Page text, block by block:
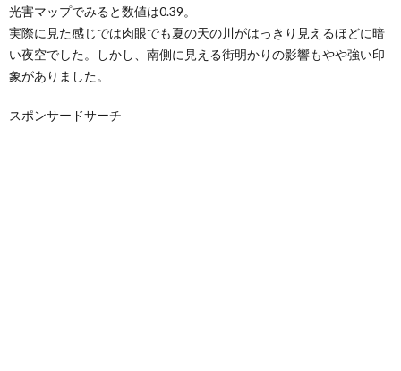
光害マップでみると数値は0.39。
実際に見た感じでは肉眼でも夏の天の川がはっきり見えるほどに暗
い夜空でした。しかし、南側に見える街明かりの影響もやや強い印
象がありました。
スポンサードサーチ